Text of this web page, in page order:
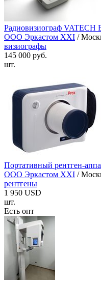
Радиовизиограф VATECH
ООО Эркастом XXI /
визиографы
145 000 руб.
шт.
Портативный рентген-
ООО Эркастом XXI /
рентгены
1 950 USD
шт.
Есть опт